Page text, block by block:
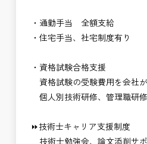
・通勤手当 全額支給
・住宅手当、社宅制度有り
・資格試験合格支援
資格試験の受験費用を会社
個人別技術研修、管理職研
⏩技術士キャリア支援制度
技術士勉強会、論文添削サ